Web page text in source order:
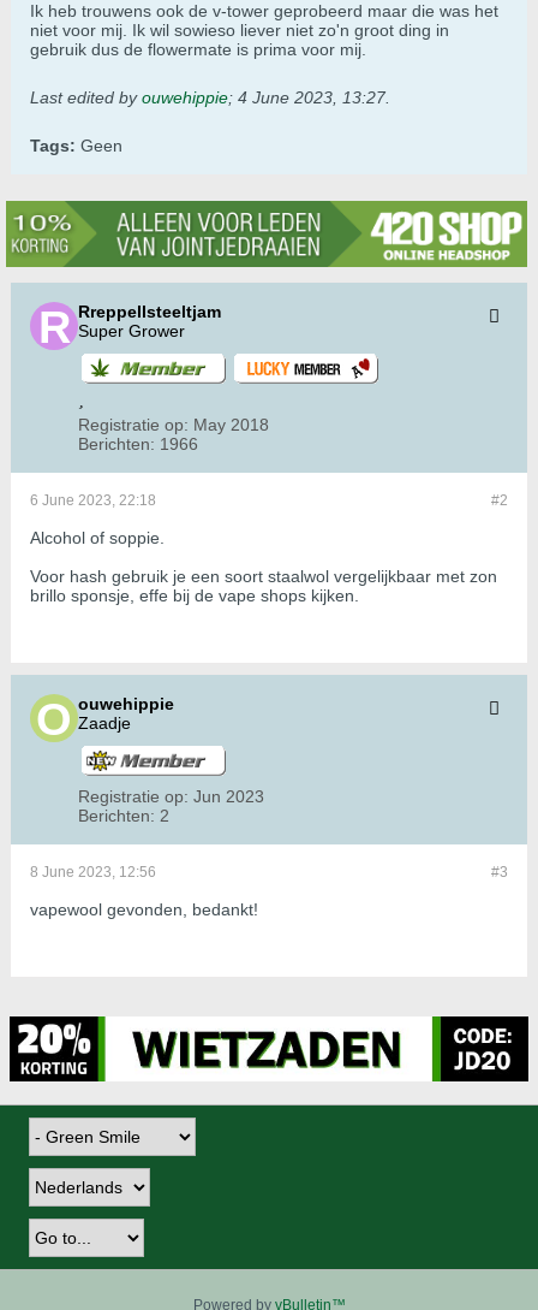
Ik heb trouwens ook de v-tower geprobeerd maar die was het
niet voor mij. Ik wil sowieso liever niet zo'n groot ding in
gebruik dus de flowermate is prima voor mij.
Last edited byouwehippie; 4 June 2023, 13:27
Tags: Geen
Rreppellsteeltjam
Super Grower
Registratie op: May 2018
Berichten: 1966
#2
6 June 2023, 22:18
Alcohol of soppie.
Voor hash gebruik je een soort staalwol vergelijkbaar met zon
brillo sponsje, effe bij de vape shops kijken.
ouwehippie
Zaadje
Registratie op: Jun 2023
Berichten: 2
#3
8 June 2023, 12:56
vapewool gevonden, bedankt!
Powered by vBulletin™